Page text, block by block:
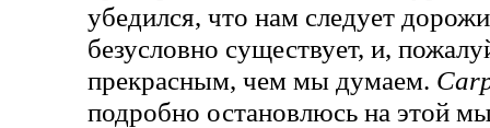
убедился, что нам следует
безусловно существует, и,
прекрасным, чем мы думаем.
подробно остановлюсь на этой